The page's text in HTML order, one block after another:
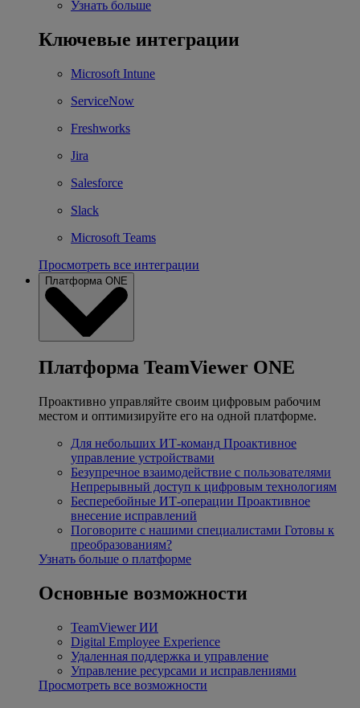
Узнать больше
Ключевые интеграции
Microsoft Intune
ServiceNow
Freshworks
Jira
Salesforce
Slack
Microsoft Teams
Просмотреть все интеграции
Платформа ONE
Платформа TeamViewer ONE
Проактивно управляйте своим цифровым рабочим
местом и оптимизируйте его на одной платформе.
Для небольших ИТ-команд Проактивное
управление устройствами
Безупречное взаимодействие с пользователями
Непрерывный доступ к цифровым технологиям
Бесперебойные ИТ-операции Проактивное
внесение исправлений
Поговорите с нашими специалистами Готовы к
преобразованиям?
Узнать больше о платформе
Основные возможности
TeamViewer ИИ
Digital Employee Experience
Удаленная поддержка и управление
Управление ресурсами и исправлениями
Просмотреть все возможности